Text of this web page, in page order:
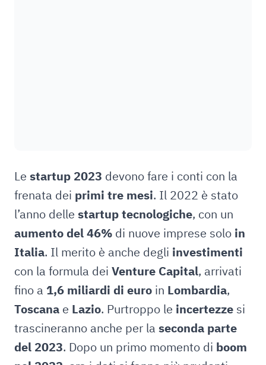
Le startup 2023 devono fare i conti con la
frenata dei primi tre mesi. Il 2022 è stato
l’anno delle startup tecnologiche, con un
aumento del 46% di nuove imprese solo in
Italia. Il merito è anche degli investimenti
con la formula dei Venture Capital, arrivati
fino a 1,6 miliardi di euro in Lombardia,
Toscana e Lazio. Purtroppo le incertezze si
trascineranno anche per la seconda parte
del 2023. Dopo un primo momento di boom